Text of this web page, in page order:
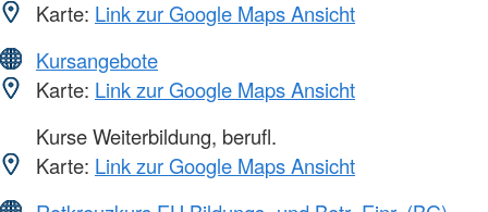
Karte: Link zur Google Maps Ansicht
Kursangebote
Karte: Link zur Google Maps Ansicht
Kurse Weiterbildung, berufl.
Karte: Link zur Google Maps Ansicht